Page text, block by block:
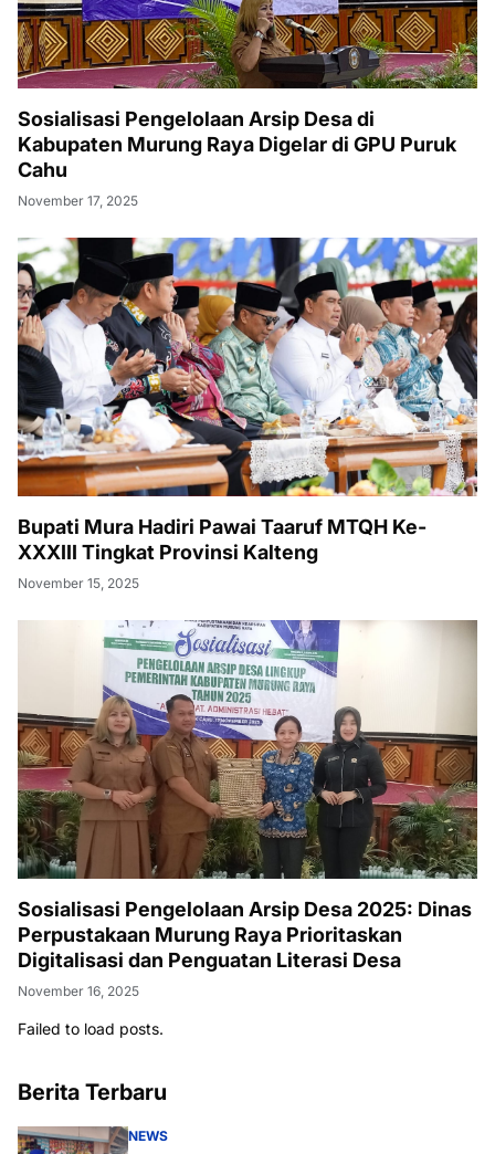
Sosialisasi Pengelolaan Arsip Desa di
Kabupaten Murung Raya Digelar di GPU Puruk
Cahu
November 17, 2025
Bupati Mura Hadiri Pawai Taaruf MTQH Ke-
XXXIII Tingkat Provinsi Kalteng
November 15, 2025
Sosialisasi Pengelolaan Arsip Desa 2025: Dinas
Perpustakaan Murung Raya Prioritaskan
Digitalisasi dan Penguatan Literasi Desa
November 16, 2025
Failed to load posts.
Berita Terbaru
NEWS